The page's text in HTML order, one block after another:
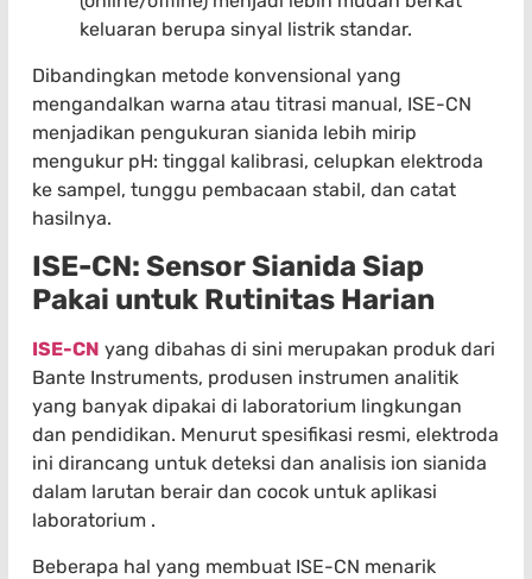
keluaran berupa sinyal listrik standar.
Dibandingkan metode konvensional yang
mengandalkan warna atau titrasi manual, ISE-CN
menjadikan pengukuran sianida lebih mirip
mengukur pH: tinggal kalibrasi, celupkan elektroda
ke sampel, tunggu pembacaan stabil, dan catat
hasilnya.
ISE-CN: Sensor Sianida Siap
Pakai untuk Rutinitas Harian
ISE-CN yang dibahas di sini merupakan produk dari
Bante Instruments, produsen instrumen analitik
yang banyak dipakai di laboratorium lingkungan
dan pendidikan. Menurut spesifikasi resmi, elektroda
ini dirancang untuk deteksi dan analisis ion sianida
dalam larutan berair dan cocok untuk aplikasi
laboratorium .
Beberapa hal yang membuat ISE-CN menarik